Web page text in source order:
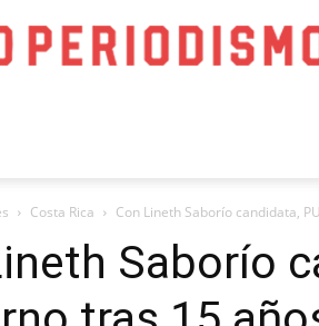
Costa Rica Con Lineth Saborío candidata,
Saborío